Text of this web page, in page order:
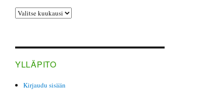
ARKISTO
YLLÄPITO
Kirjaudu sisään